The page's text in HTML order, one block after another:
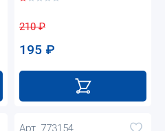
210₽
195 ₽
Арт. 773154